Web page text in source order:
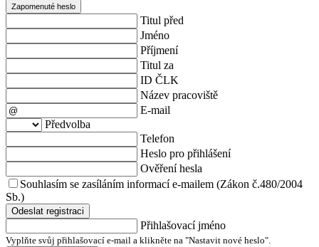
Zapomenuté heslo
Titul před
Jméno
Příjmení
Titul za
ID ČLK
Název pracoviště
E-mail
Předvolba
Telefon
Heslo pro přihlášení
Ověření hesla
Souhlasím se zasíláním informací e-mailem (Zákon č.480/2004
Sb.)
Odeslat registraci
Přihlašovací jméno
Vyplňte svůj přihlašovací e-mail a klikněte na "Nastavit nové heslo".